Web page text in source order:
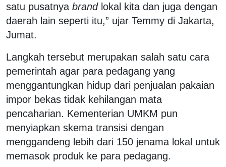
satu pusatnya brandlokal kita dan juga dengan
daerah lain seperti itu,” ujar Temmy di Jakarta,
Jumat.
Langkah tersebut merupakan salah satu cara
pemerintah agar para pedagang yang
menggantungkan hidup dari penjualan pakaian
impor bekas tidak kehilangan mata
pencaharian. Kementerian UMKM pun
menyiapkan skema transisi dengan
menggandeng lebih dari 150 jenama lokal untuk
memasok produk ke para pedagang.